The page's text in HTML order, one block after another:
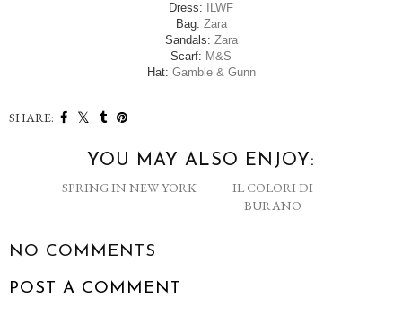
Dress:
ILWF
Bag: Zara
Sandals: Zara
Scarf: M&S
Hat: Gamble & Gunn
SHARE:
YOU MAY ALSO ENJOY: